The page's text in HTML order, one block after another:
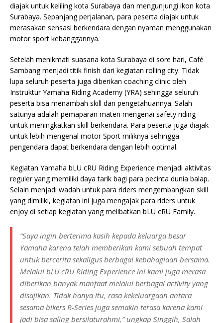
diajak untuk keliling kota Surabaya dan mengunjungi ikon kota
Surabaya. Sepanjang perjalanan, para peserta diajak untuk
merasakan sensasi berkendara dengan nyaman menggunakan
motor sport kebanggannya.
Setelah menikmati suasana kota Surabaya di sore hari, Café
Sambang menjadi titik finish dari kegiatan rolling city. Tidak
lupa seluruh peserta juga diberikan coaching clinic oleh
Instruktur Yamaha Riding Academy (YRA) sehingga seluruh
peserta bisa menambah skill dan pengetahuannya. Salah
satunya adalah pemaparan materi mengenai safety riding
untuk meningkatkan skill berkendara. Para peserta juga diajak
untuk lebih mengenal motor Sport miliknya sehingga
pengendara dapat berkendara dengan lebih optimal.
Kegiatan Yamaha bLU cRU Riding Experience menjadi aktivitas
reguler yang memiliki daya tarik bagi para pecinta dunia balap.
Selain menjadi wadah untuk para riders mengembangkan skill
yang dimiliki, kegiatan ini juga mengajak para riders untuk
enjoy di setiap kegiatan yang melibatkan bLU cRU Family.
“Saya ingin berterima kasih kepada keluarga besar
Yamaha karena telah memberikan kami sebuah tempat
untuk bercerita sekaligus berbagai kebahagiaan bersama.
Melalui bLU cRU Riding Experience ini kami juga merasa
diberikan banyak manfaat melalui berbagai activity yang
disajikan. Tidak hanya itu, rasa kekeluargaan antara
sesama bikers R-Series juga semakin terasa karena kami
jadi bisa saling bersilaturahmi,” ungkap Singgih, Salah